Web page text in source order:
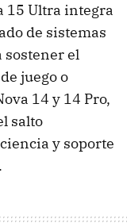
15 Ultra integra
de sistemas
el
juego o
14 y 14 Pro,
salto
y soporte